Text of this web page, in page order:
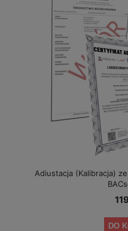
Adiustacja (Kalibracja)
DO